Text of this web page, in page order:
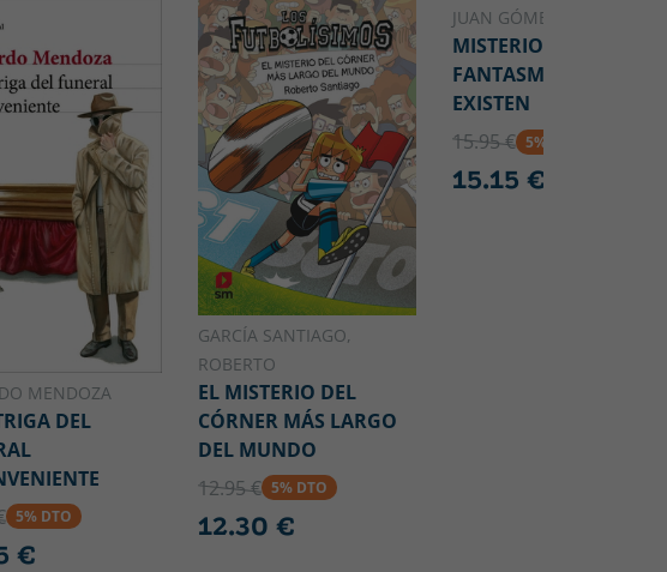
MENDOZA
DEL
5% DTO
€
GARCÍA SANTIAGO,
ROBERTO
EL MISTERIO DEL
CÓRNER MÁS LARGO
DEL MUNDO
12.95 € 5% DTO
12.30 €
JUAN GÓMEZ-JURADO
MISTERIO S.A. 1 - LOS
FANTASMAS NO
EXISTEN
15.95 € 5% DTO
15.15 €